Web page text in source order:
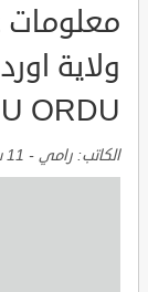
معلومات
ORDU
الكاتب: رامي - 11 سبتمبر, 2021